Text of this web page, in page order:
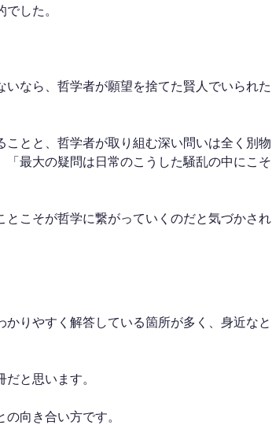
した。
なら、哲学者が願望を捨てた賢人でいられた
とと、哲学者が取り組む深い問いは全く別物
最大の疑問は日常のこうした騒乱の中にこそ
こそが哲学に繋がっていくのだと気づかされ
りやすく解答している箇所が多く、身近なと
と思います。
向き合い方です。